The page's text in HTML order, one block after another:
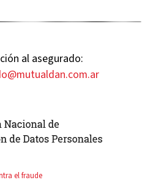
al asegurado:
el fraude